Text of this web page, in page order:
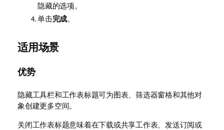
隐藏的选项。
单击完成。
适用场景
优势
隐藏工具栏和工作表标题可为图表、筛选器窗格和其他对
象创建更多空间。
关闭工作表标题意味着在下载或共享工作表、发送订阅或